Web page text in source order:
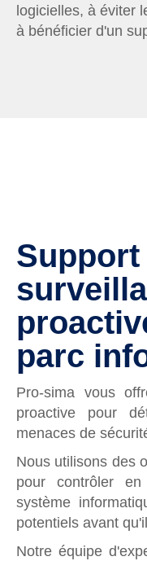
logicielles, à éviter
à bénéficier d'un
parc
Pro-sima vous
proactive pour
menaces de
Nous utilisons des
pour contrôler
système
potentiels avant
Notre équipe